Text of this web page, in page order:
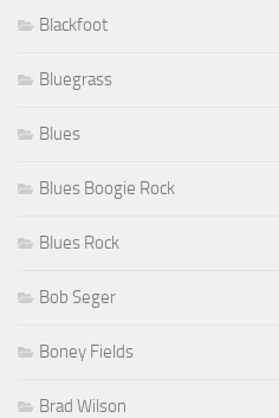
Blackfoot
Bluegrass
Blues
Blues Boogie Rock
Blues Rock
Bob Seger
Boney Fields
Brad Wilson